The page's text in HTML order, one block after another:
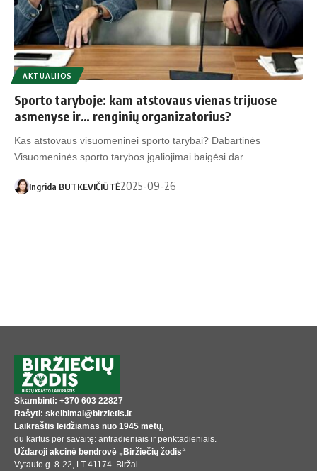
AKTUALIJOS
Sporto taryboje: kam atstovaus vienas trijuose
asmenyse ir… renginių organizatorius?
Kas atstovaus visuomeninei sporto tarybai? Dabartinės
Visuomeninės sporto tarybos įgaliojimai baigėsi dar…
Ingrida BUTKEVIČIŪTĖ2025-09-26
Skambinti: +370 603 22827
Rašyti: skelbimai@birzietis.lt
Laikraštis leidžiamas nuo 1945 metų,
du kartus per savaitę: antradieniais ir penktadieniais.
Uždaroji akcinė bendrovė „Biržiečių žodis“
Vytauto g. 8-22, LT-41174. Biržai